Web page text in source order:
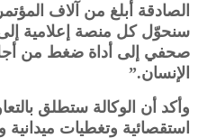
الصادقة أبلغ من آلاف
سنحوّل كل منصة إعلامية إلى
صحفي إلى أداة ضغط من أجل
الإنسان.”
وأكد أن الوكالة ستطلق
استقصائية وتغطيات ميدانية